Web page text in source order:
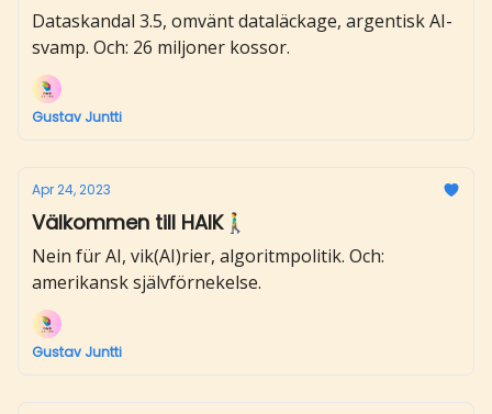
Dataskandal 3.5, omvänt dataläckage, argentisk AI-
svamp. Och: 26 miljoner kossor.
Gustav Juntti
Apr 24, 2023
Välkommen till HAIK🚶‍♂️
Nein für AI, vik(AI)rier, algoritmpolitik. Och:
amerikansk självförnekelse.
Gustav Juntti